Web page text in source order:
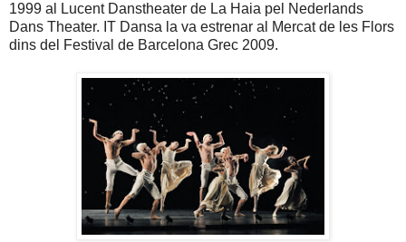
1999 al Lucent Danstheater de La Haia pel Nederlands
Dans Theater. IT Dansa la va estrenar al Mercat de les Flors
dins del Festival de Barcelona Grec 2009.